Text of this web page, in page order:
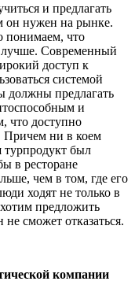
и предлагать
он нужен на рынке.
понимаем, что
лучше. Современный
доступ к
системой
должны предлагать
и
что доступно
Причем ни в коем
турпродукт был
в ресторане
чем в том, где его
ходят не только в
предложить
не сможет отказаться.
компании